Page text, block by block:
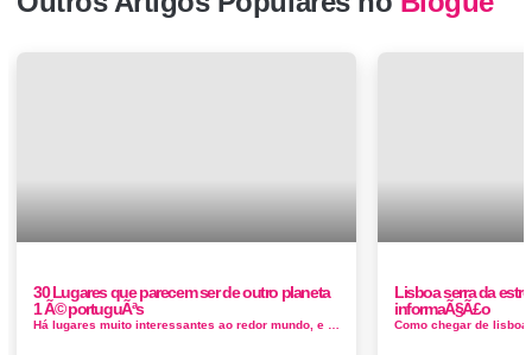
30 Lugares que parecem ser de outro planeta
1 Ã© portuguÃªs
Há lugares muito interessantes ao redor mundo, e muitos deles, nós nunca nem ouvimos falar. Conhecer novas paisagens e novas cultur...
Lisboa serra da
informaÃ§Ã£o